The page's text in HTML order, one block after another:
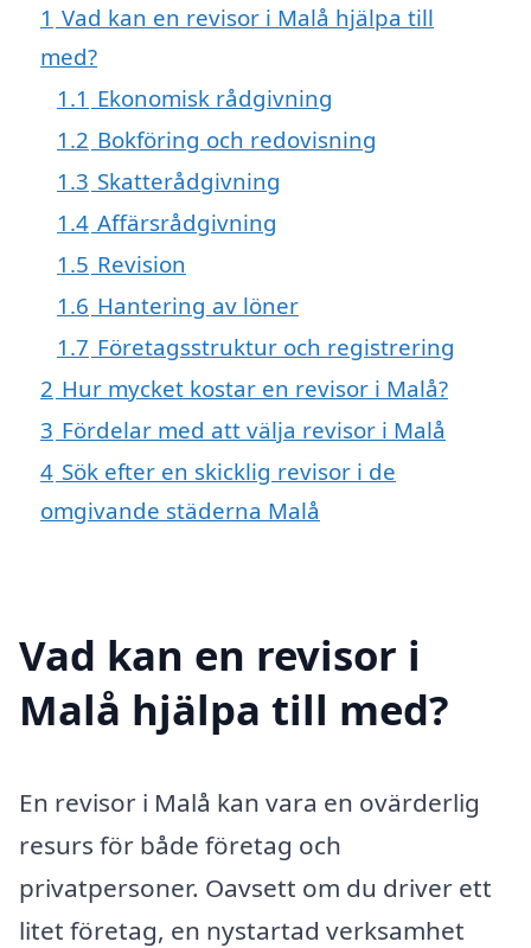
1 Vad kan en revisor i Malå hjälpa till
med?
1.1 Ekonomisk rådgivning
1.2 Bokföring och redovisning
1.3 Skatterådgivning
1.4 Affärsrådgivning
1.5 Revision
1.6 Hantering av löner
1.7 Företagsstruktur och registrering
2 Hur mycket kostar en revisor i Malå?
3 Fördelar med att välja revisor i Malå
4 Sök efter en skicklig revisor i de
omgivande städerna Malå
Vad kan en revisor i
Malå hjälpa till med?
En revisor i Malå kan vara en ovärderlig
resurs för både företag och
privatpersoner. Oavsett om du driver ett
litet företag, en nystartad verksamhet